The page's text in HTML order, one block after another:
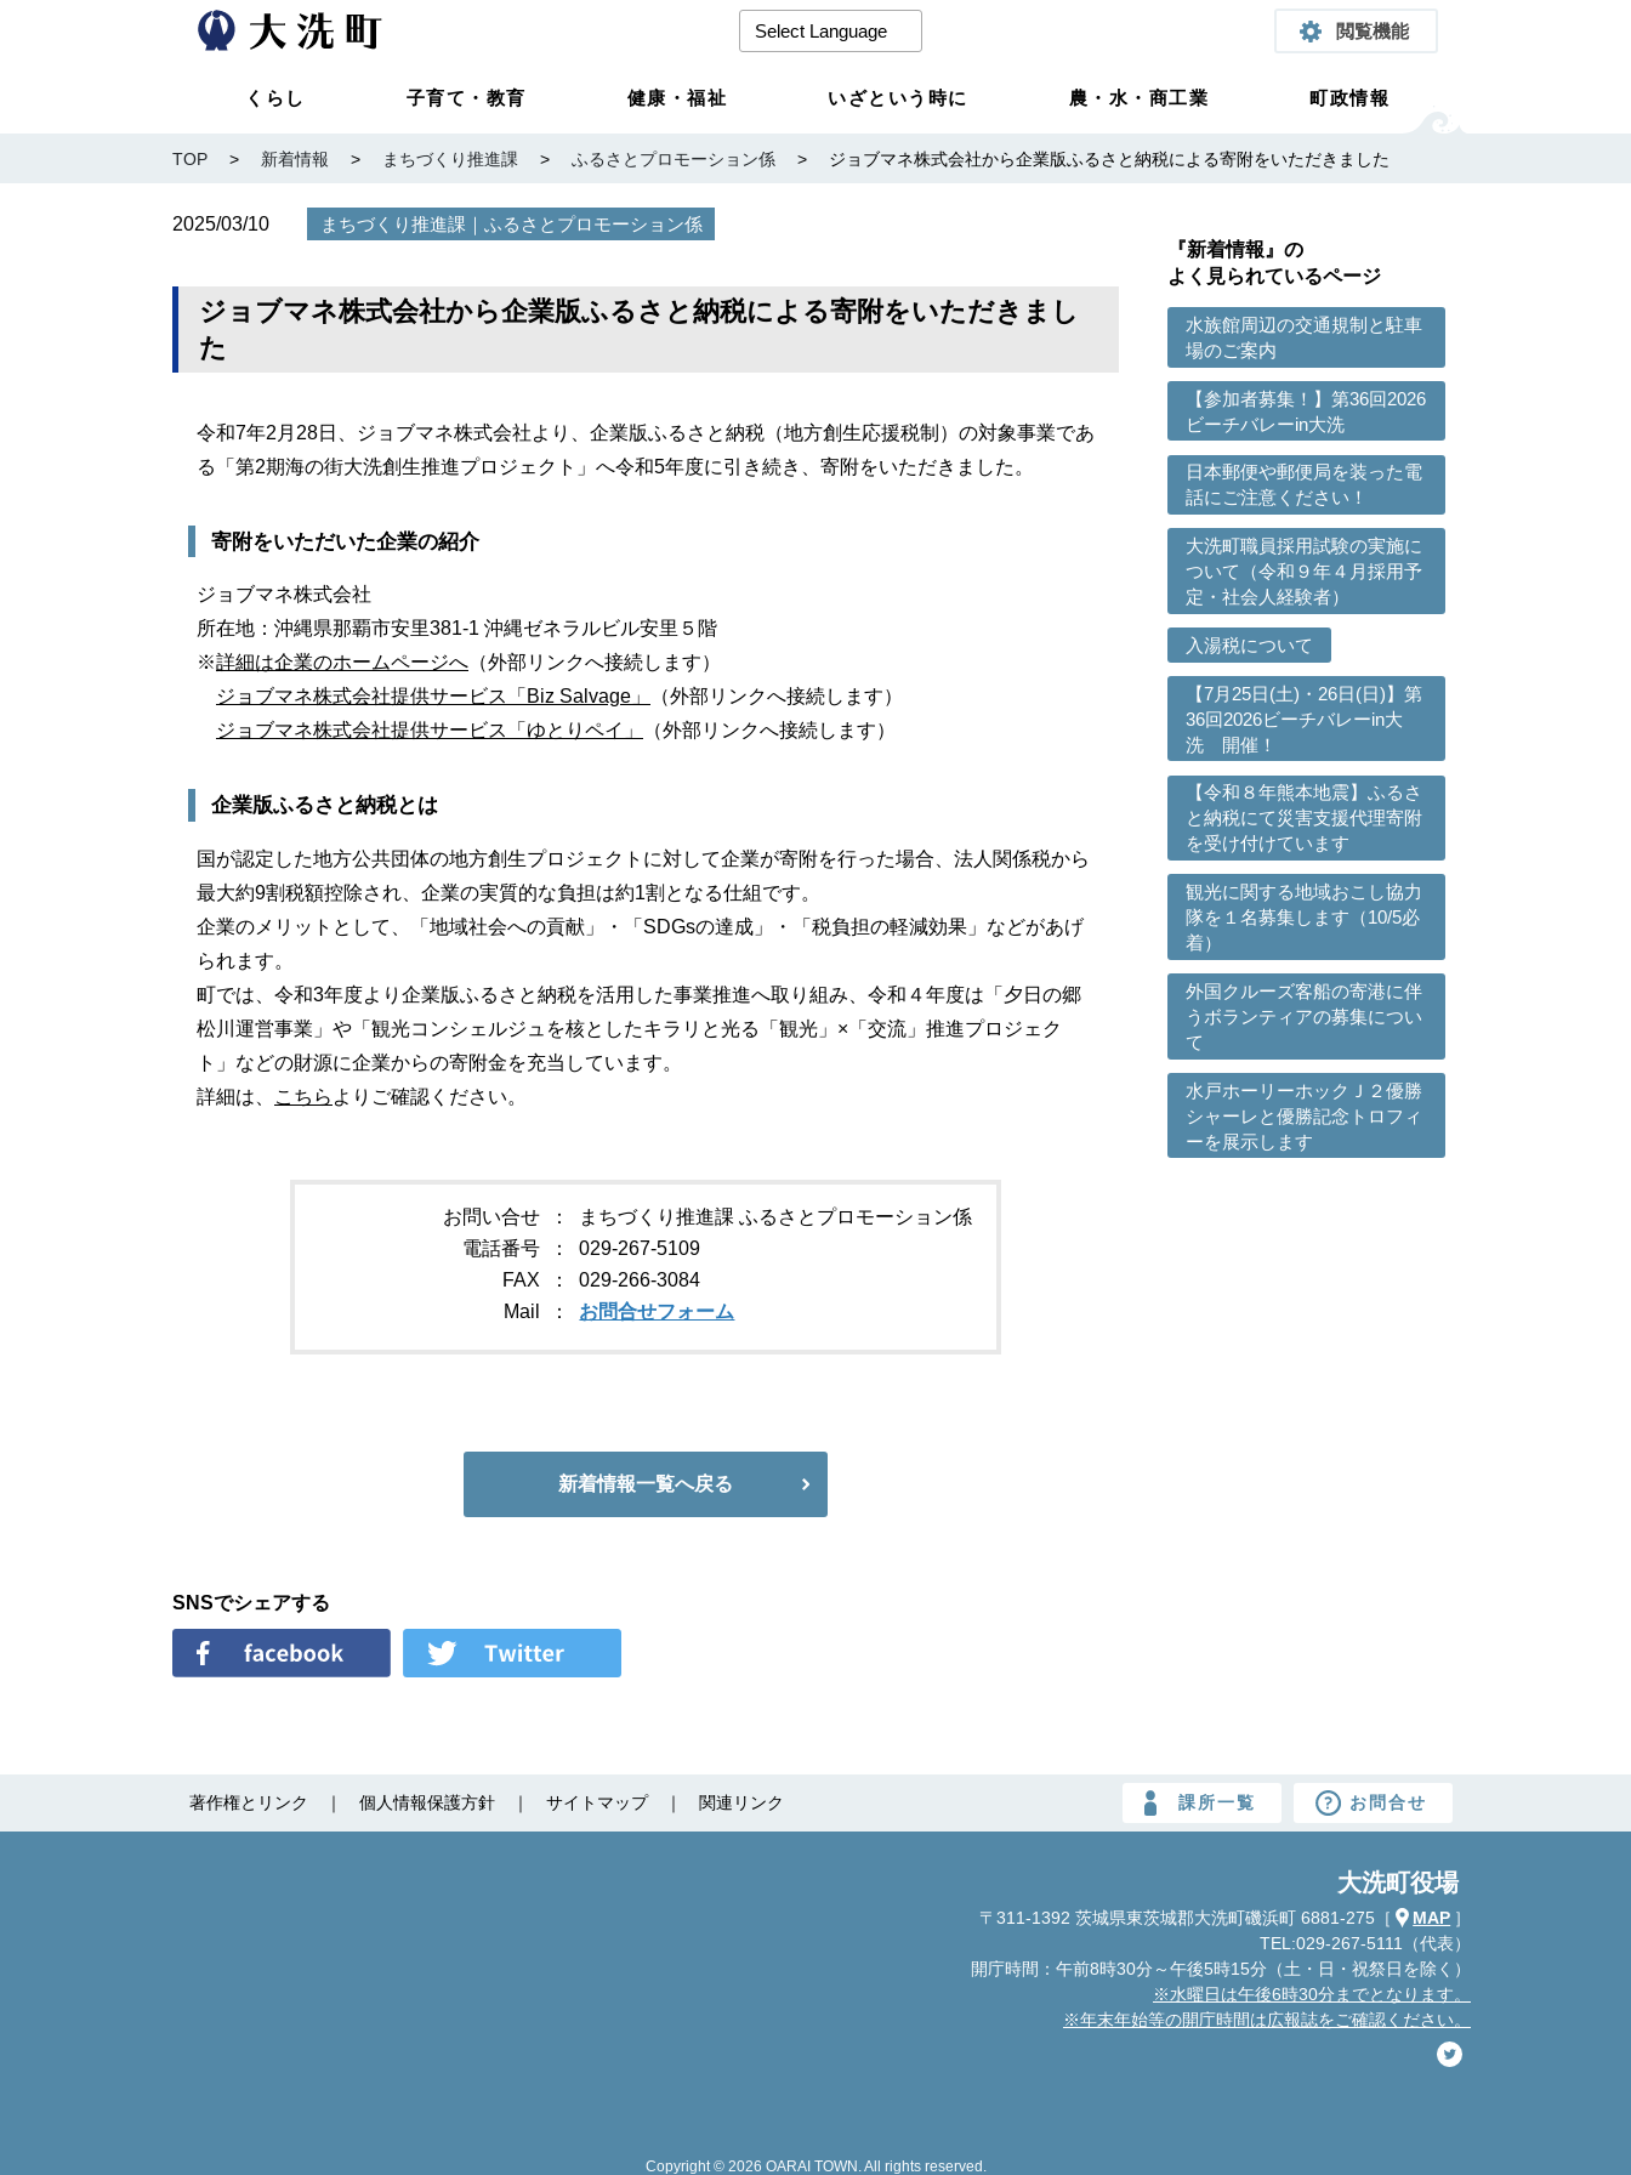
閲覧機能
くらし 子育て・教育 健康・福祉 いざという時に 農・水・商工業 町政情報
TOP > 新着情報 > まちづくり推進課 > ふるさとプロモーション係 > ジョブマネ株式会社から企業版ふるさと納税による寄附をいただきました
2025/03/10 まちづくり推進課 ｜ ふるさとプロモーション係
ジョブマネ株式会社から企業版ふるさと納税による寄附をいただきまし
た
令和7年2月28日、ジョブマネ株式会社より、企業版ふるさと納税（地方創生応援税制）の対象事業であ
る「第2期海の街大洗創生推進プロジェクト」へ令和5年度に引き続き、寄附をいただきました。
寄附をいただいた企業の紹介
ジョブマネ株式会社
所在地：沖縄県那覇市安里381-1 沖縄ゼネラルビル安里５階
※詳細は企業のホームページへ （外部リンクへ接続します）
ジョブマネ株式会社提供サービス「Biz Salvage」
（外部リンクへ接続します）
ジョブマネ株式会社提供サービス「ゆとりペイ」
（外部リンクへ接続します）
企業版ふるさと納税とは
国が認定した地方公共団体の地方創生プロジェクトに対して企業が寄附を行った場合、法人関係税から
最大約9割税額控除され、企業の実質的な負担は約1割となる仕組です。
企業のメリットとして、「地域社会への貢献」・「SDGsの達成」・「税負担の軽減効果」などがあげ
られます。
町では、令和3年度より企業版ふるさと納税を活用した事業推進へ取り組み、令和４年度は「夕日の郷
松川運営事業」や「観光コンシェルジュを核としたキラリと光る「観光」×「交流」推進プロジェク
ト」などの財源に企業からの寄附金を充当しています。
詳細は、
こちら よりご確認ください。
お問い合せ
まちづくり推進課 ふるさとプロモーション係
電話番号
029-267-5109
FAX
029-266-3084
Mail
お問合せフォーム
新着情報一覧へ戻る
SNSでシェアする
『新着情報』の
よく見られているページ
水族館周辺の交通規制と駐車
場のご案内
【参加者募集！】第36回2026
ビーチバレーin大洗
日本郵便や郵便局を装った電
話にご注意ください！
大洗町職員採用試験の実施に
ついて（令和９年４月採用予
定・社会人経験者）
入湯税について
【7月25日(土)・26日(日)】第
36回2026ビーチバレーin大
洗 開催！
【令和８年熊本地震】ふるさ
と納税にて災害支援代理寄附
を受け付けています
観光に関する地域おこし協力
隊を１名募集します（10/5必
着）
外国クルーズ客船の寄港に伴
うボランティアの募集につい
て
水戸ホーリーホックＪ２優勝
シャーレと優勝記念トロフィ
ーを展示します
著作権とリンク 個人情報保護方針 サイトマップ 関連リンク 課所一覧 お問合せ
大洗町役場
〒311-1392 茨城県東茨城郡大洗町磯浜町 6881-275 ［ MAP ］
TEL:029-267-5111（代表）
開庁時間：午前8時30分～午後5時15分 （土・日・祝祭日を除く）
※水曜日は午後6時30分までとなります。
※年末年始等の開庁時間は広報誌をご確認ください。
Copyright © 2026 OARAI TOWN. All rights reserved.